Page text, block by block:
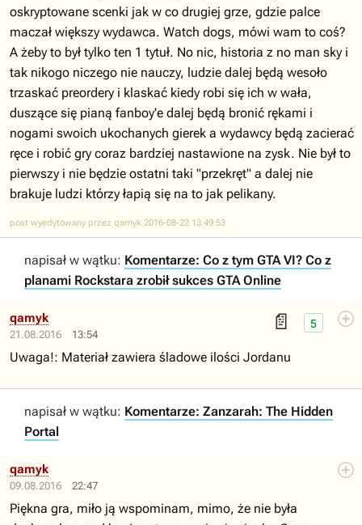
oskryptowane scenki jak w co drugiej grze, gdzie palce
maczał większy wydawca. Watch dogs, mówi wam to coś?
A żeby to był tylko ten 1 tytuł. No nic, historia z no man sky i
tak nikogo niczego nie nauczy, ludzie dalej będą wesoło
trzaskać preordery i klaskać kiedy robi się ich w wała,
duszące się pianą fanboy'e dalej będą bronić rękami i
nogami swoich ukochanych gierek a wydawcy będą zacierać
ręce i robić gry coraz bardziej nastawione na zysk. Nie był to
pierwszy i nie będzie ostatni taki "przekręt" a dalej nie
brakuje ludzi którzy łapią się na to jak pelikany.
post wyedytowany przez qamyk 2016-08-22 13:49:53
napisał w wątku: Komentarze: Co z tym GTA VI? Co z
planami Rockstara zrobił sukces GTA Online
21.08.2016 13:54
📄 5
qamyk
Uwaga!: Materiał zawiera śladowe ilości Jordanu
napisał w wątku: Komentarze: Zanzarah: The Hidden
Portal
09.08.2016 22:47
qamyk
Piękna gra, miło ją wspominam, mimo, że nie była